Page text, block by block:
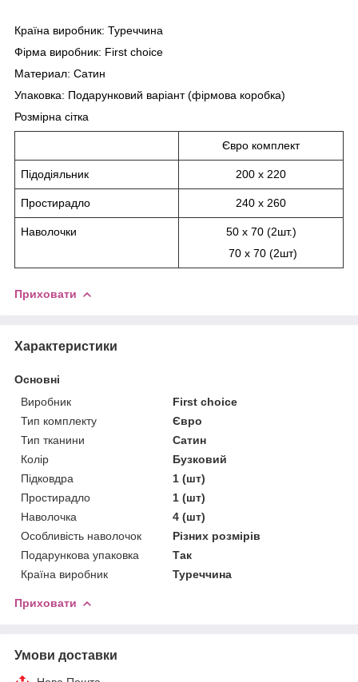
Країна виробник: Туреччина
Фірма виробник: First choice
Материал: Сатин
Упаковка: Подарунковий варіант (фірмова коробка)
Розмірна сітка
Євро комплект
Підодіяльник 200 х 220
Простирадло 240 х 260
Наволочки
50 х 70 (2шт.)
70 х 70 (2шт)
Приховати
Характеристики
Основні
Виробник
First choice
Тип комплекту
Євро
Тип тканини
Сатин
Колір
Бузковий
Підковдра
1 (шт)
Простирадло
1 (шт)
Наволочка
4 (шт)
Особливість наволочок
Різних розмірів
Подарункова упаковка
Так
Країна виробник
Туреччина
Приховати
Умови доставки